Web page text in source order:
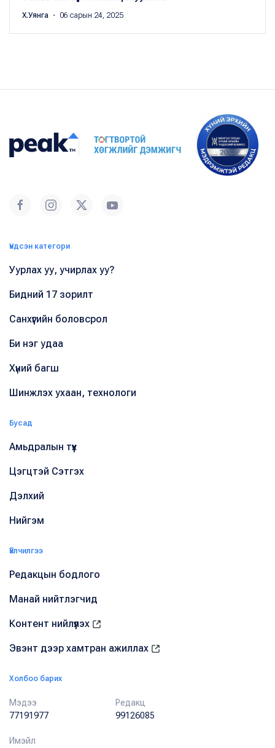
Х.Уянга ・ 06 сарын 24, 2025
Үндсэн категори
Уурлах уу, учирлах уу?
Бидний 17 зорилт
Санхүүгийн боловсрол
Би нэг удаа
Хүний багш
Шинжлэх ухаан, технологи
Бусад
Амьдралын түүх
Цэгцтэй Сэтгэх
Дэлхий
Нийгэм
Үйлчилгээ
Редакцын бодлого
Манай нийтлэгчид
Контент нийлүүлэх
Эвэнт дээр хамтран ажиллах
Холбоо барих
Мэдээ
77191977
Редакц
99126085
Имэйл